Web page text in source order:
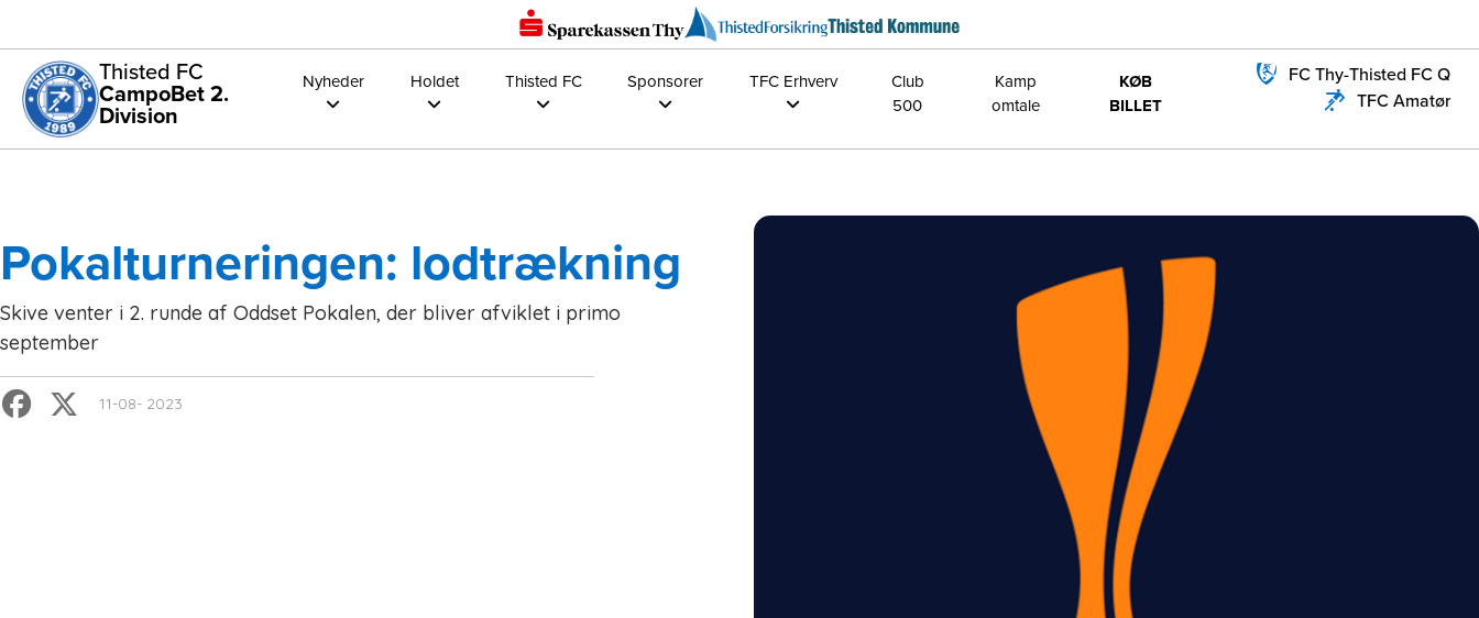
Thisted FC
CampoBet 2.
Division
Nyheder Holdet Thisted FC Sponsorer TFC Erhverv
Club
500
Kamp
omtale
KØB
BILLET
FC Thy-Thisted FC Q
TFC Amatør
Pokalturneringen: lodtrækning
Skive venter i 2. runde af Oddset Pokalen, der bliver afviklet i primo
september
11-08- 2023